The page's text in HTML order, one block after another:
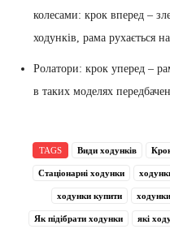
колесами: крок вперед –
ходунків, рама рухається
Ролатори: крок уперед –
в таких моделях
TAGS Види ходунків
Стаціонарні ходунки
ходунки купити
Як підібрати ходунки які